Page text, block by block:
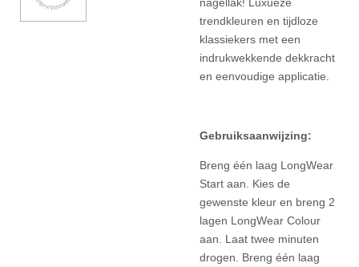
trendkleuren en tijdloze
klassiekers met een
indrukwekkende dekkracht
en eenvoudige applicatie.
Gebruiksaanwijzing:
Breng één laag LongWear
Start aan. Kies de
gewenste kleur en breng 2
lagen LongWear Colour
aan. Laat twee minuten
drogen. Breng één laag